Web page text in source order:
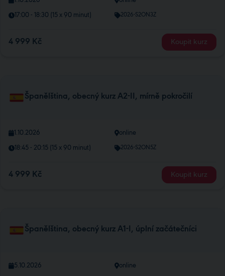
17:00 - 18:30 (15 x 90 minut) 2026-S2ON3Z
4 999 Kč Koupit kurz
Španělština, obecný kurz A2-II, mírně pokročilí
1.10.2026 online
18:45 - 20:15 (15 x 90 minut) 2026-S2ON5Z
4 999 Kč Koupit kurz
Španělština, obecný kurz A1-I, úplní začátečníci
5.10.2026 online